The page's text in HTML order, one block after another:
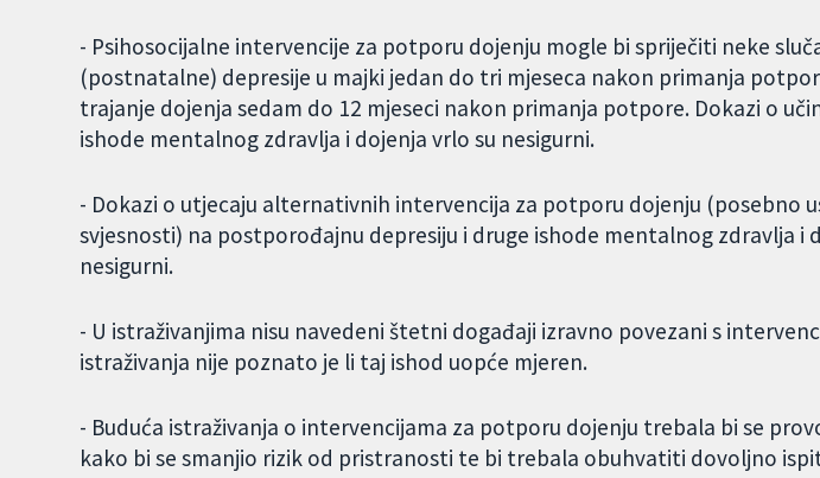
- Psihosocijalne intervencije za potporu dojenju mogle bi spriječiti neke
(postnatalne) depresije u majki jedan do tri mjeseca nakon primanja
trajanje dojenja sedam do 12 mjeseci nakon primanja potpore. Dokazi o
ishode mentalnog zdravlja i dojenja vrlo su nesigurni.
- Dokazi o utjecaju alternativnih intervencija za potporu dojenju (posebno
svjesnosti) na postporođajnu depresiju i druge ishode mentalnog zdravlja i
nesigurni.
- U istraživanjima nisu navedeni štetni događaji izravno povezani s
istraživanja nije poznato je li taj ishod uopće mjeren.
- Buduća istraživanja o intervencijama za potporu dojenju trebala bi se
kako bi se smanjio rizik od pristranosti te bi trebala obuhvatiti dovoljno